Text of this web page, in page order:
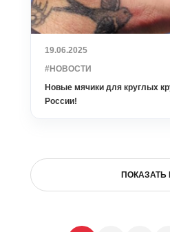
19.06.2025
#НОВОСТИ
Новые мячики для круглых
России!
ПОКАЗАТЬ